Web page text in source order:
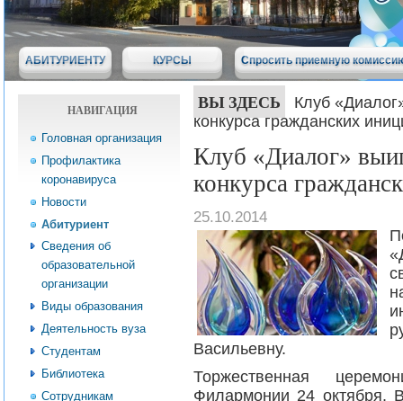
АБИТУРИЕНТУ КУРСЫ Спросить приемную
НАВИГАЦИЯ
Головная организация
Профилактика
коронавируса
Новости
Абитуриент
Сведения об
образовательной
организации
Виды образования
Деятельность вуза
Студентам
Библиотека
Сотрудникам
ВЫ ЗДЕСЬ
Клуб
конкурса гражданских
Клуб «Диалог»
конкурса
25.10.2014
Васильевну.
Торжественная
Филармонии 24 октября.